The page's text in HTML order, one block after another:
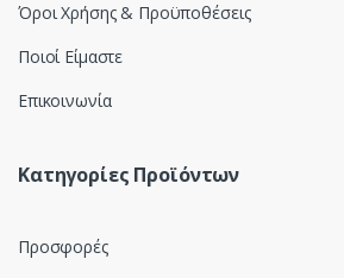
Όροι Χρήσης & Προϋποθέσεις
Ποιοί Είμαστε
Επικοινωνία
Κατηγορίες Προϊόντων
Προσφορές